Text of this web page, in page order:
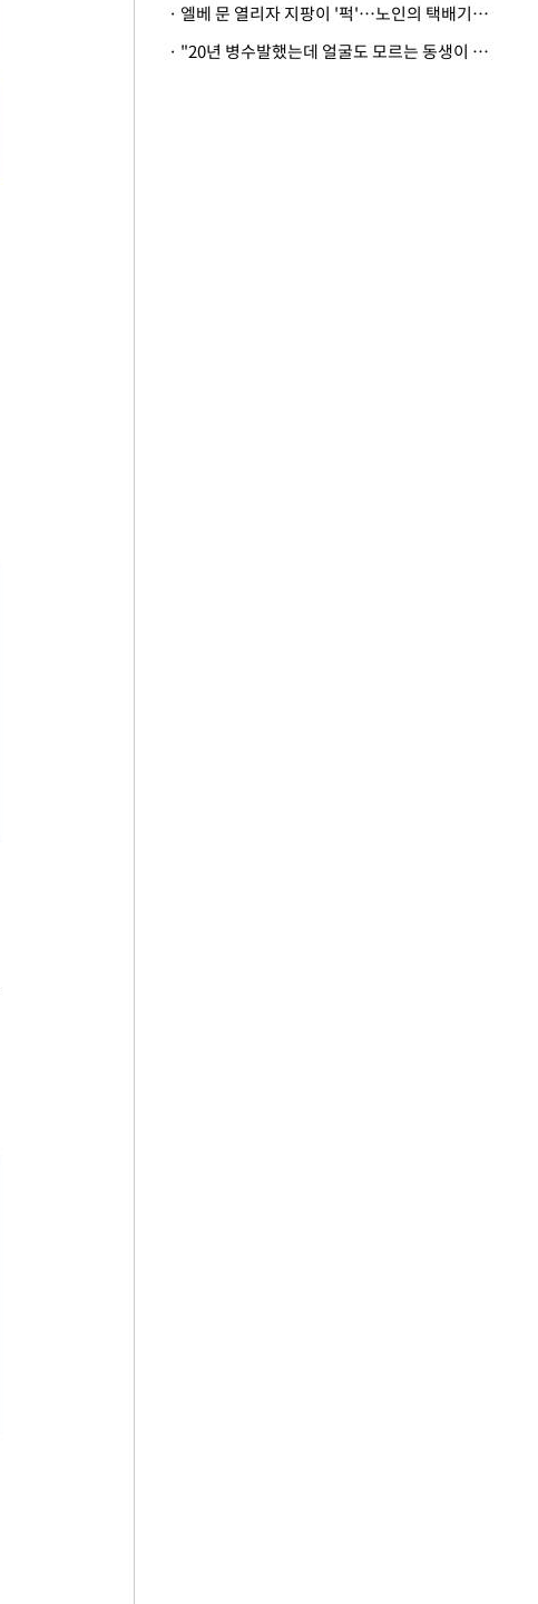
· 엘베 문 열리자 지팡이 '퍽'…노인의 택배기사 폭행 이유
· "20년 병수발했는데 얼굴도 모르는 동생이 유산 절반을"…배다른 형제 상속권 있을까